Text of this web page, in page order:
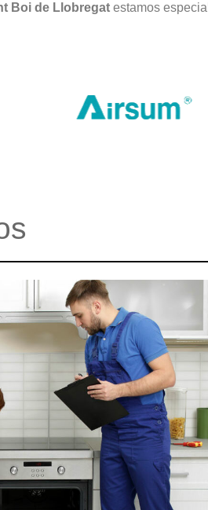
Boi de Llobregat estamos